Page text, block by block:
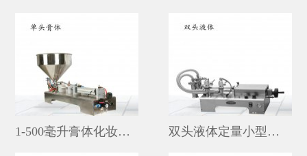
1-500毫升膏体化妆品小型不锈钢灌装机品牌 双头液体定量小型灌装机